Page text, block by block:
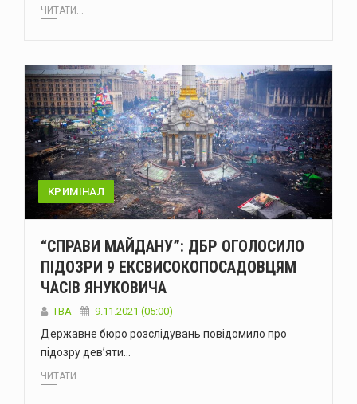
ЧИТАТИ...
КРИМІНАЛ
“СПРАВИ МАЙДАНУ”: ДБР ОГОЛОСИЛО
ПІДОЗРИ 9 ЕКСВИСОКОПОСАДОВЦЯМ
ЧАСІВ ЯНУКОВИЧА
ТВА 9.11.2021 (05:00)
Державне бюро розслідувань повідомило про
підозру дев’яти…
ЧИТАТИ...